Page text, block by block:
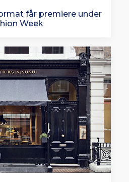
får premiere under
Week